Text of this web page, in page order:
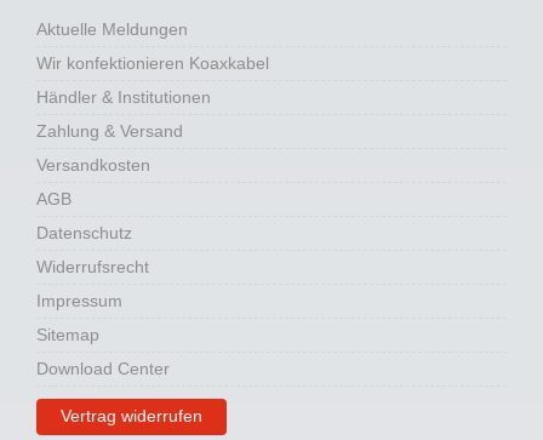
Aktuelle Meldungen
Wir konfektionieren Koaxkabel
Händler & Institutionen
Zahlung & Versand
Versandkosten
AGB
Datenschutz
Widerrufsrecht
Impressum
Sitemap
Download Center
Vertrag widerrufen